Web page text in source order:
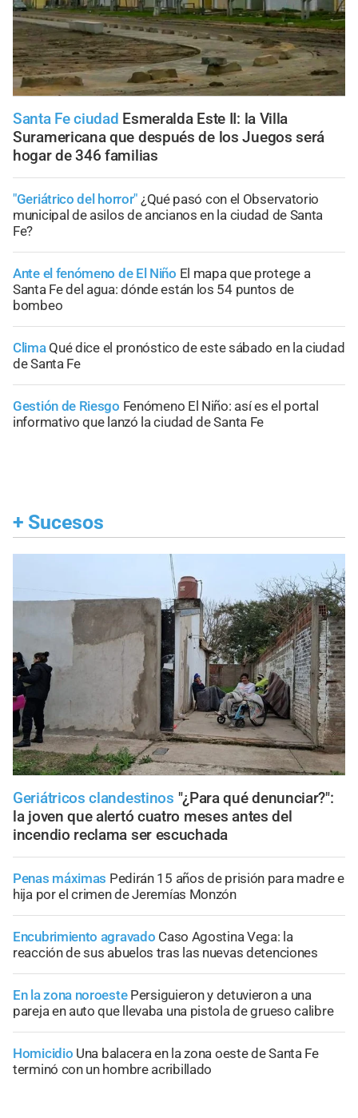
Santa Fe ciudad Esmeralda Este II: la Villa
Suramericana que después de los Juegos será
hogar de 346 familias
"Geriátrico del horror" ¿Qué pasó con el Observatorio
municipal de asilos de ancianos en la ciudad de Santa
Fe?
Ante el fenómeno de El Niño El mapa que protege a
Santa Fe del agua: dónde están los 54 puntos de
bombeo
Clima Qué dice el pronóstico de este sábado en la ciudad
de Santa Fe
Gestión de Riesgo Fenómeno El Niño: así es el portal
informativo que lanzó la ciudad de Santa Fe
+ Sucesos
Geriátricos clandestinos "¿Para qué denunciar?":
la joven que alertó cuatro meses antes del
incendio reclama ser escuchada
Penas máximas Pedirán 15 años de prisión para madre e
hija por el crimen de Jeremías Monzón
Encubrimiento agravado Caso Agostina Vega: la
reacción de sus abuelos tras las nuevas detenciones
En la zona noroeste Persiguieron y detuvieron a una
pareja en auto que llevaba una pistola de grueso calibre
Homicidio Una balacera en la zona oeste de Santa Fe
terminó con un hombre acribillado